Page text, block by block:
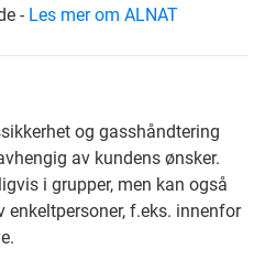
- Les mer om ALNAT
og gasshåndtering
av kundens ønsker.
i grupper, men kan også
f.eks. innenfor